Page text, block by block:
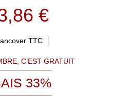
€
TTC
C’EST GRATUIT
33%